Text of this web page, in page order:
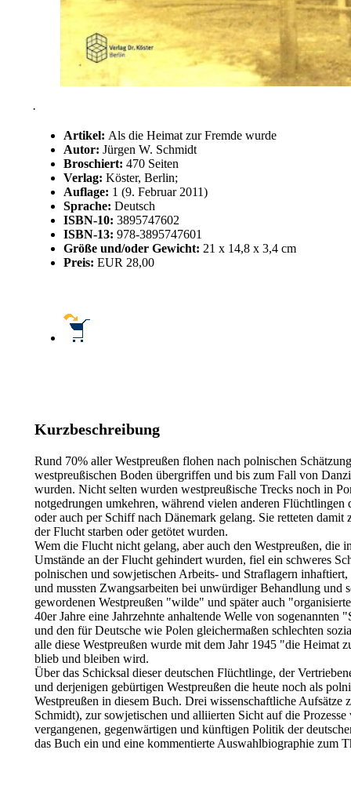
·
Artikel: Als die Heimat zur Fremde wurde
Autor: Jürgen W. Schmidt
Broschiert: 470 Seiten
Verlag: Köster, Berlin;
Auflage: 1 (9. Februar 2011)
Sprache: Deutsch
ISBN-10: 3895747602
ISBN-13: 978-3895747601
Größe und/oder Gewicht: 21 x 14,8 x 3,4 cm
Preis: EUR 28,00
Kurzbeschreibung
Rund 70% aller Westpreußen flohen nach polnischen
westpreußischen Boden übergriffen und bis zum Fall von
wurden. Nicht selten wurden westpreußische Trecks noch in
notgedrungen umkehren, während vielen anderen
oder auch per Schiff nach Dänemark gelang. Sie retteten
der Flucht starben oder getötet wurden.
Wem die Flucht nicht gelang, aber auch den Westpreußen,
Umstände an der Flucht gehindert wurden, fiel ein schweres
polnischen und sowjetischen Arbeits- und Straflagern
und mussten Zwangsarbeiten bei unwürdiger Behandlung
gewordenen Westpreußen "wilde" und später auch
40er Jahre eine Jahrzehnte anhaltende Welle von
und den für Deutsche wie Polen gleichermaßen schlechten
alle diese Westpreußen wurde mit dem Jahr 1945 "die Heimat
blieb und bleiben wird.
Über das Schicksal dieser deutschen Flüchtlinge, der
und derjenigen gebürtigen Westpreußen die heute noch als
Westpreußen in diesem Buch. Drei wissenschaftliche
Schmidt), zur sowjetischen und alliierten Sicht auf die
vergangenen, gegenwärtigen und künftigen Politik der
das Buch ein und eine kommentierte Auswahlbiographie zum